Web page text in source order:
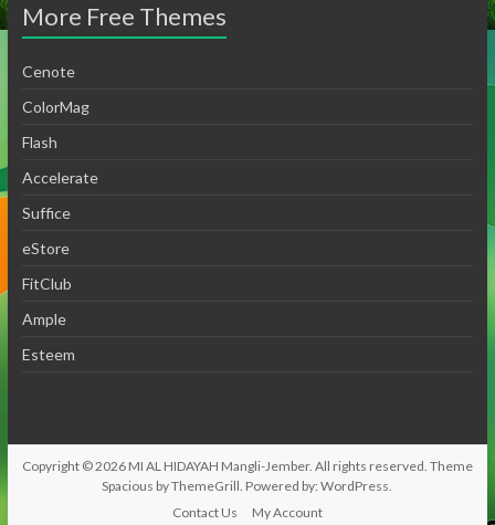
More Free Themes
Cenote
ColorMag
Flash
Accelerate
Suffice
eStore
FitClub
Ample
Esteem
Copyright © 2026 MI AL HIDAYAH Mangli-Jember. All rights reserved. Theme
Spacious by ThemeGrill. Powered by:WordPress.
Contact Us
My Account